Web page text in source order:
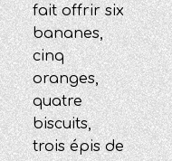
fait offrir six
bananes,
cinq
oranges,
quatre
biscuits,
trois épis de